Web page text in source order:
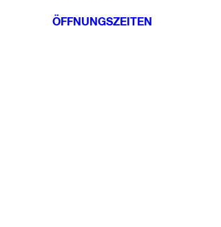
ÖFFNUNGSZEITEN